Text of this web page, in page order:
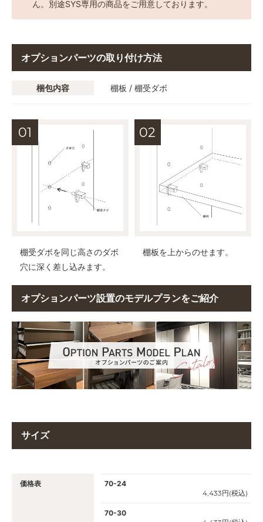
ん。別途SYS専用の商品をご用意しております。
オプションパーツの取り付け方法
梱包内容 棚板 / 棚受ダボ
棚受ダボを同じ高さのダボ
穴に深く差し込みます。
棚板を上からのせます。
オプションパーツ設置のモデルプランをご紹介
サイズ
価格表
70-24
4,433円(税込)
70-30